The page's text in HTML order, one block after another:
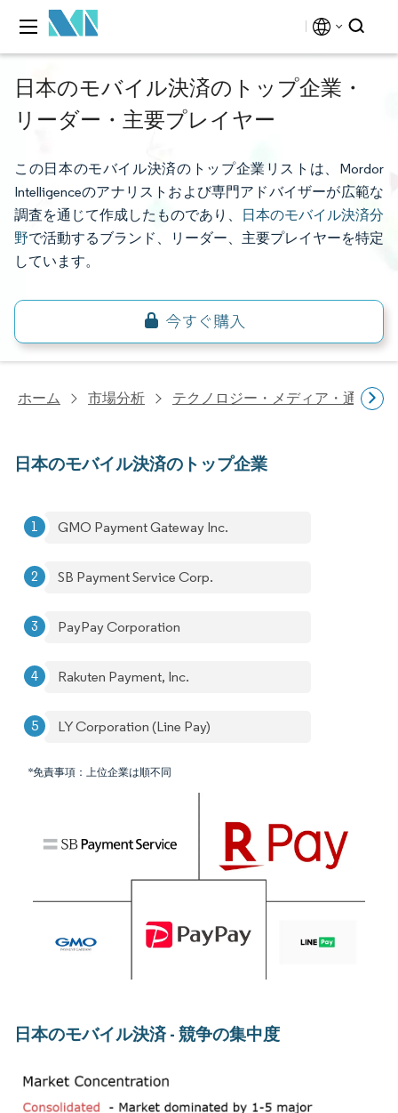
日本のモバイル決済のトップ企業・
リーダー・主要プレイヤー
この日本のモバイル決済のトップ企業リストは、Mordor
Intelligenceのアナリストおよび専門アドバイザーが広範な
調査を通じて作成したものであり、
日本のモバイル決済分
野で活動するブランド、リーダー、主要プレイヤーを特定
しています。
ホーム 市場分析 テクノロジー・メディア・通信研
日本のモバイル決済のトップ企業
GMO Payment Gateway Inc.
SB Payment Service Corp.
PayPay Corporation
Rakuten Payment, Inc.
LY Corporation (Line Pay)
*免責事項：上位企業は順不同
日本のモバイル決済 - 競争の集中度